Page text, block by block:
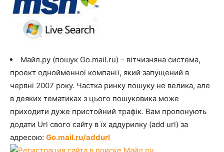
Майл.ру (пошук Go.mail.ru) – вітчизняна система,
проект однойменної компанії, який запущений в
червні 2007 року. Частка ринку пошуку не велика, але
в деяких тематиках з цього пошуковика може
приходити дуже пристойний трафік. Вам пропонують
додати Url свого сайту в їх аддурилку (add url) за
адресою: Go.mail.ru/addurl